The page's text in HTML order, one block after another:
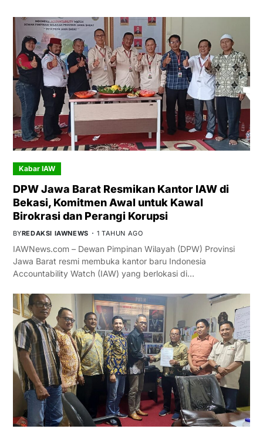
Kabar IAW
DPW Jawa Barat Resmikan Kantor IAW di
Bekasi, Komitmen Awal untuk Kawal
Birokrasi dan Perangi Korupsi
BYREDAKSI IAWNEWS 1 TAHUN AGO
IAWNews.com – Dewan Pimpinan Wilayah (DPW) Provinsi
Jawa Barat resmi membuka kantor baru Indonesia
Accountability Watch (IAW) yang berlokasi di…